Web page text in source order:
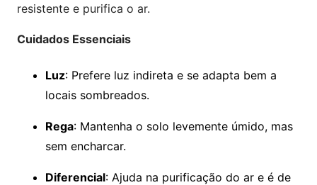
resistente e purifica o ar.
Cuidados Essenciais
Luz: Prefere luz indireta e se adapta bem a
locais sombreados.
Rega: Mantenha o solo levemente úmido, mas
sem encharcar.
Diferencial: Ajuda na purificação do ar e é de